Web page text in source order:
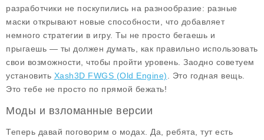
разработчики не поскупились на разнообразие: разные
маски открывают новые способности, что добавляет
немного стратегии в игру. Ты не просто бегаешь и
прыгаешь — ты должен думать, как правильно использовать
свои возможности, чтобы пройти уровень. Заодно советуем
установить Xash3D FWGS (Old Engine) . Это годная вещь.
Это тебе не просто по прямой бежать!
Моды и взломанные версии
Теперь давай поговорим о модах . Да, ребята, тут есть